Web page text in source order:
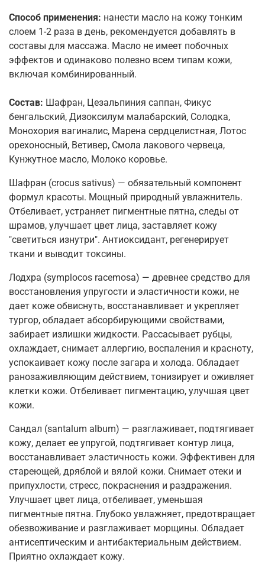
Способ применения: нанести масло на кожу тонким
слоем 1-2 раза в день, рекомендуется добавлять в
составы для массажа. Масло не имеет побочных
эффектов и одинаково полезно всем типам кожи,
включая комбинированный.
Состав: Шафран, Цезальпиния саппан, Фикус
бенгальский, Дизоксилум малабарский, Солодка,
Монохория вагиналис, Марена сердцелистная, Лотос
орехоносный, Ветивер, Смола лакового червеца,
Кунжутное масло, Молоко коровье.
Шафран (crocus sativus) — обязательный компонент
формул красоты. Мощный природный увлажнитель.
Отбеливает, устраняет пигментные пятна, следы от
шрамов, улучшает цвет лица, заставляет кожу
"светиться изнутри". Антиоксидант, регенерирует
ткани и выводит токсины.
Лодхра (symplocos racemosa) — древнее средство для
восстановления упругости и эластичности кожи, не
дает коже обвиснуть, восстанавливает и укрепляет
тургор, обладает абсорбирующими свойствами,
забирает излишки жидкости. Рассасывает рубцы,
охлаждает, снимает аллергию, воспаления и красноту,
успокаивает кожу после загара и холода. Обладает
ранозаживляющим действием, тонизирует и оживляет
клетки кожи. Отбеливает пигментацию, улучшая цвет
кожи.
Сандал (santalum album) — разглаживает, подтягивает
кожу, делает ее упругой, подтягивает контур лица,
восстанавливает эластичность кожи. Эффективен для
стареющей, дряблой и вялой кожи. Снимает отеки и
припухлости, стресс, покраснения и раздражения.
Улучшает цвет лица, отбеливает, уменьшая
пигментные пятна. Глубоко увлажняет, предотвращает
обезвоживание и разглаживает морщины. Обладает
антисептическим и антибактериальным действием.
Приятно охлаждает кожу.